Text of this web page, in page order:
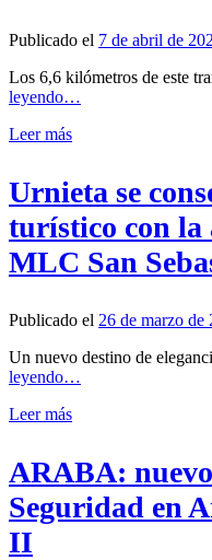
Publicado el 7 de abril de
Los 6,6 kilómetros de este
leyendo…
Leer más
Urnieta se
turístico con la
MLC San
Publicado el 26 de marzo de
Un nuevo destino de
leyendo…
Leer más
ARABA:
Seguridad en
II